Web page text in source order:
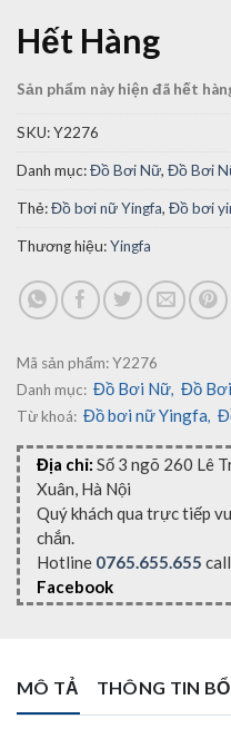
Hết Hàng
Sản phẩm này hiện đã hết
SKU:Y2276
Danh mục:Đồ Bơi Nữ, Đồ Bơi
Thẻ:Đồ bơi nữ Yingfa, Đồ bơi
Thương hiệu:Yingfa
Mã sản phẩm:Y2276
Danh mục: Đồ Bơi Nữ, Đồ
Từ khoá: Đồ bơi nữ Yingfa,
Địa chỉ: Số 3 ngõ 260 Lê
Xuân, Hà Nội
Quý khách qua trực tiếp
chắn.
Hotline 0765.655.655
Facebook
MÔ TẢ THÔNG TIN